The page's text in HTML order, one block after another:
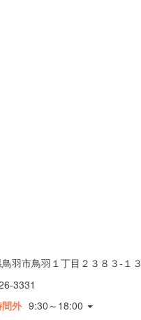
羽市鳥羽１丁目２３８３-１３
3331
外 9:30～18:00